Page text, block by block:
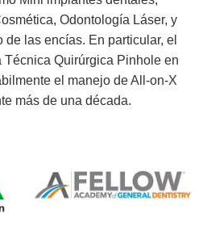
Odontología Láser, y
las encías. En particular, el
Técnica Quirúrgica Pinhole en
el manejo de All-on-X
más de una década.